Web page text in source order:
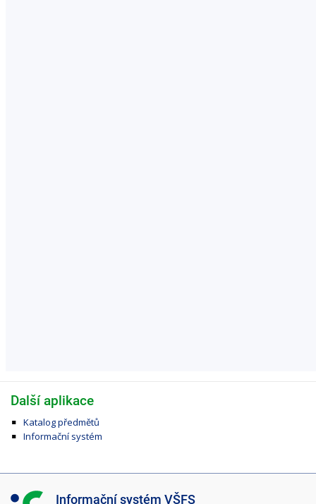
Další aplikace
Katalog předmětů
Informační systém
I Informační systém VŠFS